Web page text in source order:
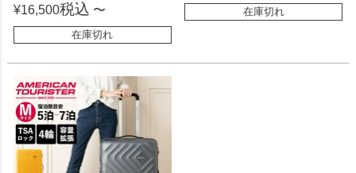
¥16,500税込 〜
在庫切れ
在庫切れ